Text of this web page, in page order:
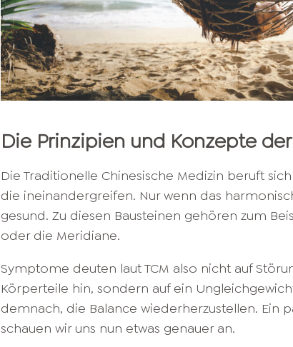
Die Prinzipien und Konzepte
Die Traditionelle Chinesische Medizin beruft
die ineinandergreifen. Nur wenn das
gesund. Zu diesen Bausteinen gehören zum
oder die Meridiane.
Symptome deuten laut TCM also nicht auf
Körperteile hin, sondern auf ein
demnach, die Balance wiederherzustellen. Ein
schauen wir uns nun etwas genauer an.